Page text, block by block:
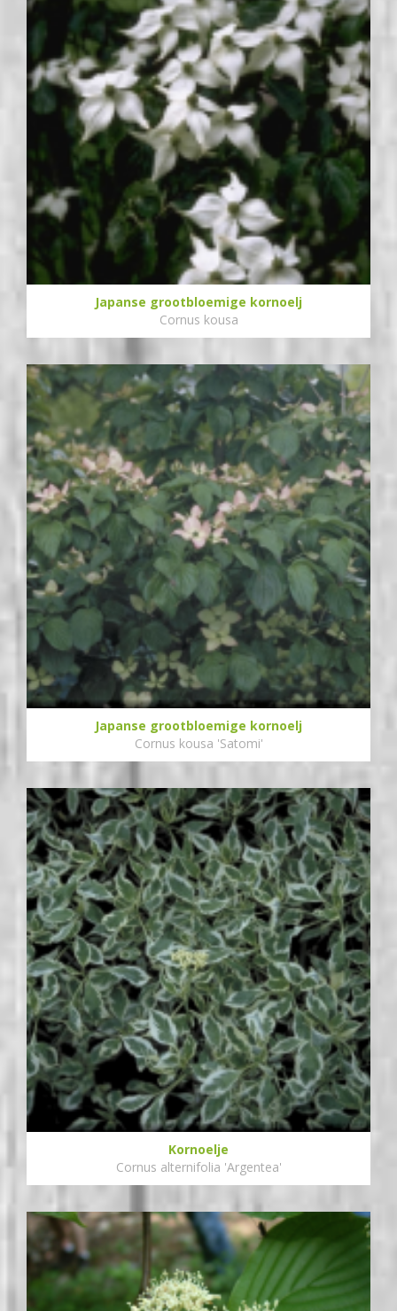
Japanse grootbloemige kornoelj
Cornus kousa
Japanse grootbloemige kornoelj
Cornus kousa 'Satomi'
Kornoelje
Cornus alternifolia 'Argentea'